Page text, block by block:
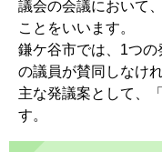
議会の会議において
ことをいいます。
鎌ケ谷市では、1つ
の議員が賛同しなけ
主な発議案として、
す。